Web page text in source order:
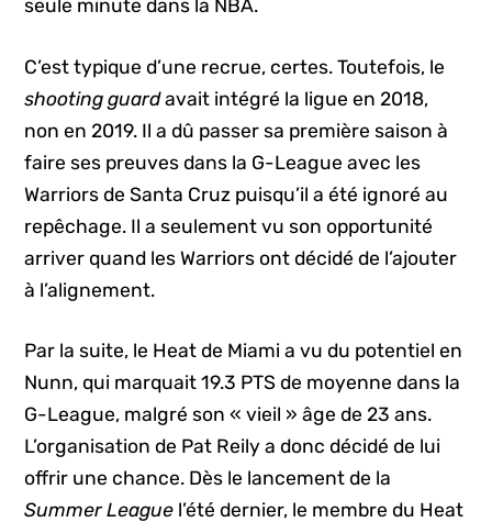
seule minute dans la NBA.
C’est typique d’une recrue, certes. Toutefois, le
shooting guardavait intégré la ligue en 2018,
non en 2019. Il a dû passer sa première saison à
faire ses preuves dans la G-League avec les
Warriors de Santa Cruz puisqu’il a été ignoré au
repêchage. Il a seulement vu son opportunité
arriver quand les Warriors ont décidé de l’ajouter
à l’alignement.
Par la suite, le Heat de Miami a vu du potentiel en
Nunn, qui marquait 19.3 PTS de moyenne dans la
G-League, malgré son « vieil » âge de 23 ans.
L’organisation de Pat Reily a donc décidé de lui
offrir une chance. Dès le lancement de la
Summer League l’été dernier, le membre du Heat